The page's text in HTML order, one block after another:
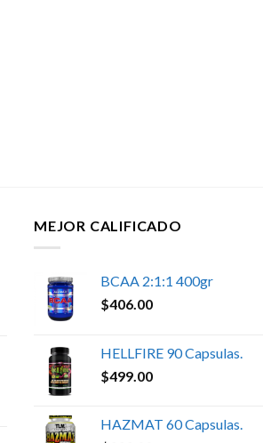
MEJOR CALIFICADO
BCAA 2:1:1 400gr
$406.00
HELLFIRE 90 Capsulas.
$499.00
HAZMAT 60 Capsulas.